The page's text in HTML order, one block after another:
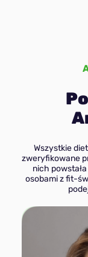
Wszystkie
zweryfikowane
nich
osobami z fit-